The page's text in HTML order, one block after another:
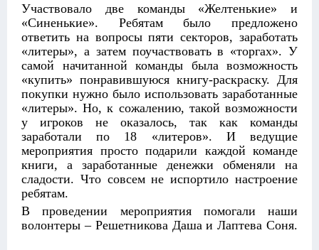
Участвовало две команды «Желтенькие» и
«Синенькие». Ребятам было предложено
ответить на вопросы пяти секторов, заработать
«литеры», а затем поучаствовать в «торгах». У
самой начитанной команды была возможность
«купить» понравившуюся книгу-раскраску. Для
покупки нужно было использовать заработанные
«литеры». Но, к сожалению, такой возможности
у игроков не оказалось, так как команды
заработали по 18 «литеров». И ведущие
мероприятия просто подарили каждой команде
книги, а заработанные денежки обменяли на
сладости. Что совсем не испортило настроение
ребятам.
В проведении мероприятия помогали наши
волонтеры – Решетникова Даша и Лаптева Соня.